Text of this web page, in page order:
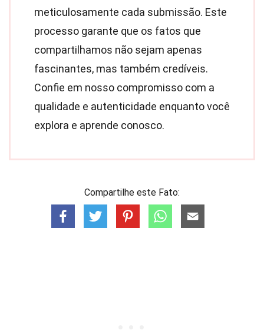
meticulosamente cada submissão. Este
processo garante que os fatos que
compartilhamos não sejam apenas
fascinantes, mas também credíveis.
Confie em nosso compromisso com a
qualidade e autenticidade enquanto você
explora e aprende conosco.
Compartilhe este Fato: